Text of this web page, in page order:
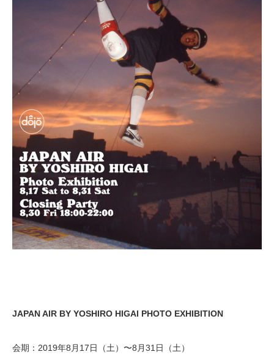
JAPAN AIR BY YOSHIRO HIGAI PHOTO EXHIBITION
会期：2019年8月17日（土）〜8月31日（土）